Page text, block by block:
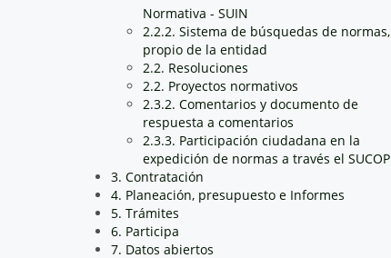
Normativa - SUIN
2.2.2. Sistema de búsquedas de normas,
propio de la entidad
2.2. Resoluciones
2.2. Proyectos normativos
2.3.2. Comentarios y documento de
respuesta a comentarios
2.3.3. Participación ciudadana en la
expedición de normas a través el SUCOP
3. Contratación
4. Planeación, presupuesto e Informes
5. Trámites
6. Participa
7. Datos abiertos